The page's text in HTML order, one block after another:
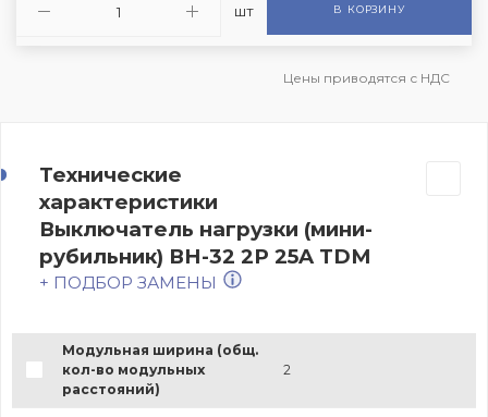
шт В КОРЗИНУ
Цены приводятся с НДС
Технические
характеристики
Выключатель нагрузки (мини-
рубильник) ВН-32 2P 25A TDM
+ ПОДБОР ЗАМЕНЫ
Модульная ширина (общ.
кол-во модульных
расстояний)
2